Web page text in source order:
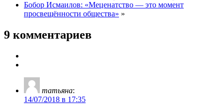
Бобор Исмаилов: «Меценатство — это момент
просвещённости общества» »
9 комментариев
татьяна:
14/07/2018 в 17:35